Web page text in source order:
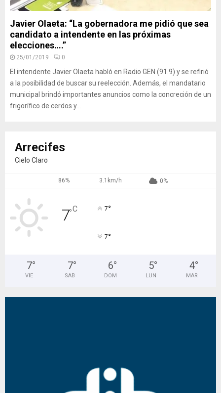
Javier Olaeta: “La gobernadora me pidió que sea
candidato a intendente en las próximas
elecciones….”
25/01/2019 0
El intendente Javier Olaeta habló en Radio GEN (91.9) y se refirió
a la posibilidad de buscar su reelección. Además, el mandatario
municipal brindó importantes anuncios como la concreción de un
frigorífico de cerdos y...
Arrecifes
Cielo Claro
86% 3.1km/h 0%
7°C 7°
7°
7°
VIE
7°
SAB
6°
DOM
5°
LUN
4°
MAR